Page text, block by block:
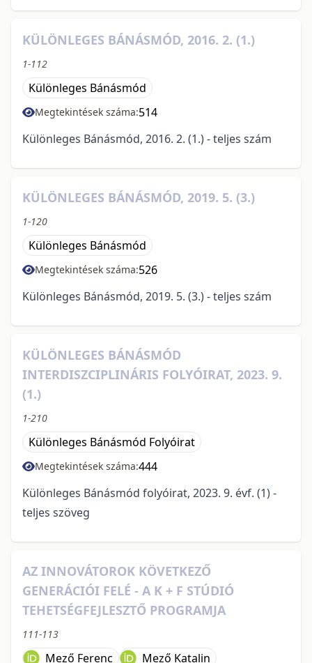
KÜLÖNLEGES BÁNÁSMÓD, 2016. 2. (1.)
1-112
Különleges Bánásmód
Megtekintések száma:514
Különleges Bánásmód, 2016. 2. (1.) - teljes szám
KÜLÖNLEGES BÁNÁSMÓD, 2019. 5. (3.)
1-120
Különleges Bánásmód
Megtekintések száma:526
Különleges Bánásmód, 2019. 5. (3.) - teljes szám
KÜLÖNLEGES BÁNÁSMÓD
INTERDISZCIPLINÁRIS FOLYÓIRAT, 2023. 9.
(1.)
1-210
Különleges Bánásmód Folyóirat
Megtekintések száma:444
Különleges Bánásmód folyóirat, 2023. 9. évf. (1) -
teljes szöveg
AZ INNOVÁTOROK KÖVETKEZŐ
GENERÁCIÓI FELÉ - A K + F STÚDIÓ
TEHETSÉGFEJLESZTŐ PROGRAMJA
111-113
Mező Ferenc Mező Katalin